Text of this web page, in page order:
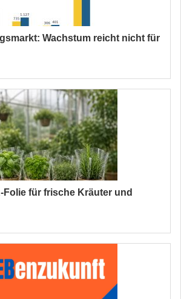
Wachstum reicht nicht für
Folie für frische Kräuter und